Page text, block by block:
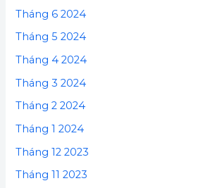
Tháng 6 2024
Tháng 5 2024
Tháng 4 2024
Tháng 3 2024
Tháng 2 2024
Tháng 1 2024
Tháng 12 2023
Tháng 11 2023